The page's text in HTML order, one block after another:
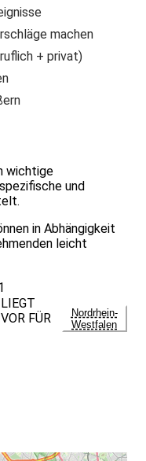
machen
+ privat)
wichtige
und
in Abhängigkeit
leicht
LIEGT
VOR FÜR
Nordrhein-
Westfalen